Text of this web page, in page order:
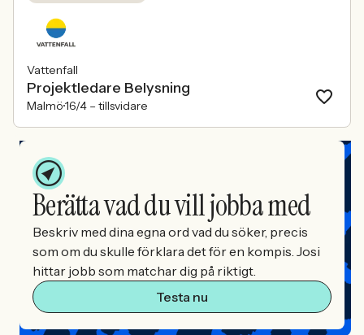
Vattenfall
Projektledare Belysning
Malmö16/4 – tillsvidare
Berätta vad du vill jobba med
Beskriv med dina egna ord vad du söker, precis
som om du skulle förklara det för en kompis. Josi
hittar jobb som matchar dig på riktigt.
Testa nu